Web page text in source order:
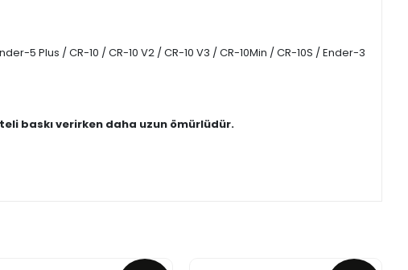
5 Plus / CR-10 / CR-10 V2 / CR-10 V3 / CR-10Min / CR-10S / Ender-3
baskı verirken daha uzun ömürlüdür.